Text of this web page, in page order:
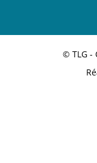
© TLG -